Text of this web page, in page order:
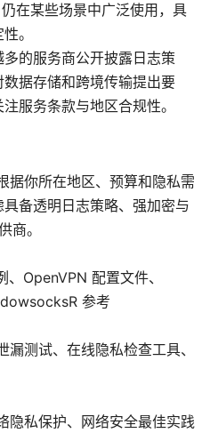
在某些场景中广泛使用，具
。
的服务商公开披露日志策
据存储和跨境传输提出要
服务条款与地区合规性。
据你所在地区、预算和隐私需
备透明日志策略、强加密与
商。
OpenVPN 配置文件、
参考
测试、在线隐私检查工具、
隐私保护、网络安全最佳实践